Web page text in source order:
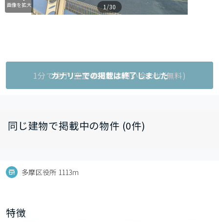
画像を拡大 1/30
1分で完了!空室状況をお問い合わせ(無料)
カナリーでの掲載は終了しました
同じ建物で掲載中の物件 (0件)
多摩区役所 1113m
特徴